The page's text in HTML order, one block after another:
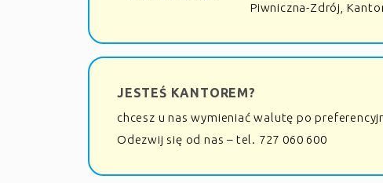
Piwniczna-Zdrój,
JESTEŚ KANTOREM?
chcesz u nas wymieniać walutę po
Odezwij się od nas – tel. 727 060 600